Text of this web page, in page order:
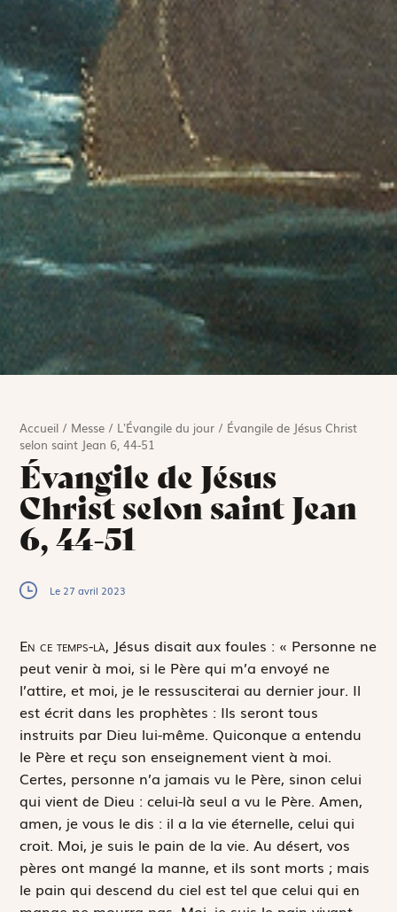
Accueil / Messe / L'Évangile du jour / Évangile de Jésus Christ
selon saint Jean 6, 44-51
Évangile de Jésus
Christ selon saint Jean
6, 44-51
Le 27 avril 2023
En ce temps-là, Jésus disait aux foules : « Personne ne
peut venir à moi, si le Père qui m’a envoyé ne
l’attire, et moi, je le ressusciterai au dernier jour. Il
est écrit dans les prophètes : Ils seront tous
instruits par Dieu lui-même.Quiconque a entendu
le Père et reçu son enseignement vient à moi.
Certes, personne n’a jamais vu le Père, sinon celui
qui vient de Dieu : celui-là seul a vu le Père. Amen,
amen, je vous le dis : il a la vie éternelle, celui qui
croit. Moi, je suis le pain de la vie. Au désert, vos
pères ont mangé la manne, et ils sont morts ; mais
le pain qui descend du ciel est tel que celui qui en